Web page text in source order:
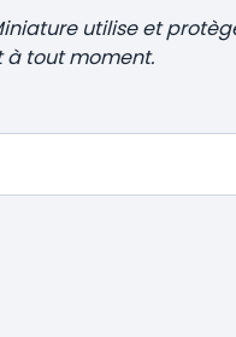
utilise et
à tout moment.